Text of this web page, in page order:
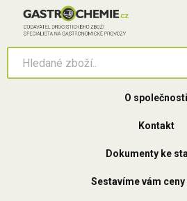
O společnosti
Kontakt
Dokumenty ke
Sestavíme vám ceny